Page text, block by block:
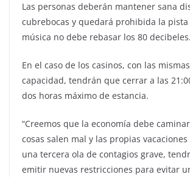
Las personas deberán mantener sana
cubrebocas y quedará prohibida la
música no debe rebasar los 80 decibeles.
En el caso de los casinos, con las
capacidad, tendrán que cerrar a las
dos horas máximo de estancia.
“Creemos que la economía debe
cosas salen mal y las propias
una tercera ola de contagios grave,
emitir nuevas restricciones para evitar